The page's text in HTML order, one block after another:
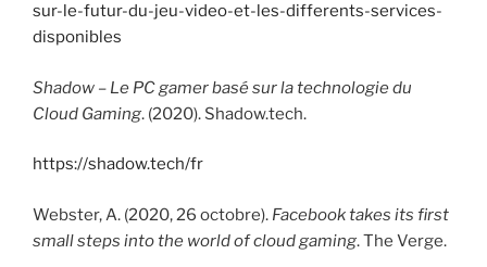
sur-le-futur-du-jeu-video-et-les-differents-services-
disponibles
Shadow – Le PC gamer basé sur la technologie du
Cloud Gaming. (2020). Shadow.tech.
https://shadow.tech/fr
Webster, A. (2020, 26 octobre). Facebook takes its first
small steps into the world of cloud gaming. The Verge.